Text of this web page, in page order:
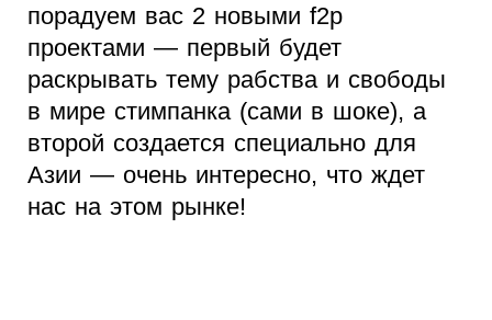
порадуем вас 2 новыми f2p
проектами — первый будет
раскрывать тему рабства и свободы
в мире стимпанка (сами в шоке), а
второй создается специально для
Азии — очень интересно, что ждет
нас на этом рынке!